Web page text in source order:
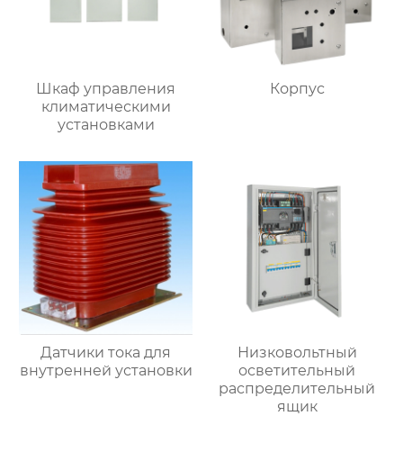
Шкаф управления
климатическими
установками
Корпус
Датчики тока для
внутренней установки
Низковольтный
осветительный
распределительный
ящик